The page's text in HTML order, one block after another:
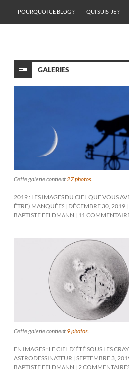
POURQUOI CE BLOG ?
QUI SUIS-JE ?
GALERIES
Cette galerie contient27 photos.
2019 : LES IMAGES DU CIEL QUE VOUS
ÊTRE) MANQUÉES DÉCEMBRE 30, 2019
BAPTISTE FELDMANN
11
Cette galerie contient 9 photos
EN IMAGES : LE CIEL D’ÉTÉ SOUS LES
ASTRODESSINATEUR SEPTEMBRE 3,
BAPTISTE FELDMANN
2